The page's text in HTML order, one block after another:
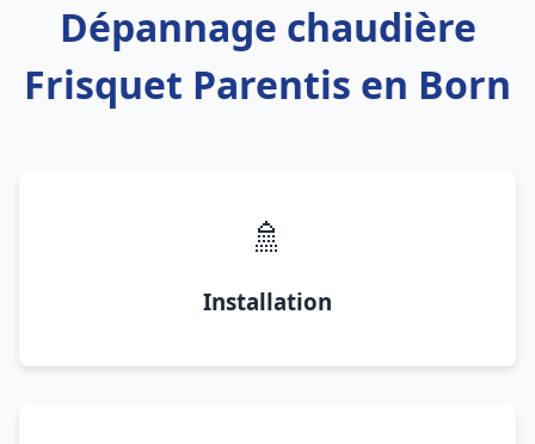
Dépannage chaudière
Frisquet Parentis en Born
🚿
Installation